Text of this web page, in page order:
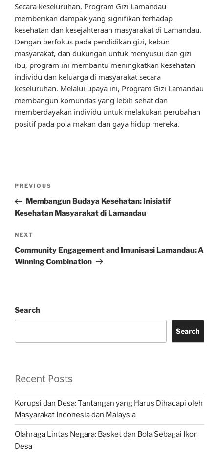
Secara keseluruhan, Program Gizi Lamandau
memberikan dampak yang signifikan terhadap
kesehatan dan kesejahteraan masyarakat di Lamandau.
Dengan berfokus pada pendidikan gizi, kebun
masyarakat, dan dukungan untuk menyusui dan gizi
ibu, program ini membantu meningkatkan kesehatan
individu dan keluarga di masyarakat secara
keseluruhan. Melalui upaya ini, Program Gizi Lamandau
membangun komunitas yang lebih sehat dan
memberdayakan individu untuk melakukan perubahan
positif pada pola makan dan gaya hidup mereka.
Previous
Post
PREVIOUS
Membangun Budaya Kesehatan: Inisiatif
Kesehatan Masyarakat di Lamandau
Next
Post
NEXT
Community Engagement and Imunisasi Lamandau: A
Winning Combination
Search
Search
Recent Posts
Korupsi dan Desa: Tantangan yang Harus Dihadapi oleh
Masyarakat Indonesia dan Malaysia
Olahraga Lintas Negara: Basket dan Bola Sebagai Ikon
Desa